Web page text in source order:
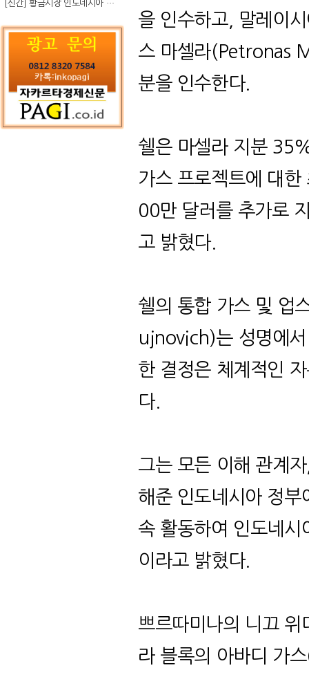
[신간] 황금시장 인도네시아 슈퍼리치의 성공 수업
을 인수하고, 말레이
스 마셀라(Petronas
분을 인수한다.
쉘은 마셀라 지분
가스 프로젝트에 대한
00만 달러를 추가로
고 밝혔다
쉘의 통합 가스 및 업
ujnovich)는 성명에
한 결정은 체계적인
다.
그는 모든 이해 관계자
해준 인도네시아 정부
속 활동하여 인도네
이라고 밝혔다.
쁘르따미나의 니끄 위
라 블록의 아바디 가스